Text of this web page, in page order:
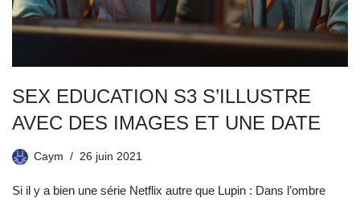
SEX EDUCATION S3 S’ILLUSTRE
AVEC DES IMAGES ET UNE DATE
Caym 26 juin 2021
Si il y a bien une série Netflix autre que Lupin : Dans l’ombre